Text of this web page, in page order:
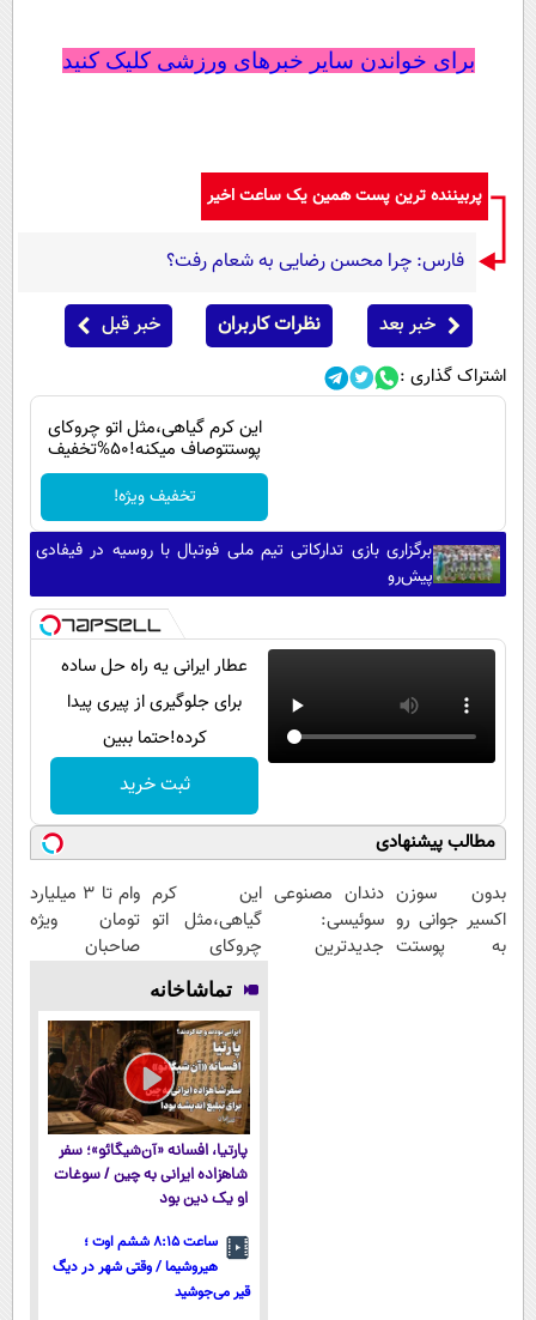
برای خواندن سایر خبرهای ورزشی کلیک کنید
پربیننده ترین پست همین یک ساعت اخیر
فارس: چرا محسن رضایی به شعام رفت؟
خبر بعد نظرات کاربران خبر قبل
اشتراک گذاری :
این کرم گیاهی،مثل اتو چروکای
پوستتوصاف میکنه!50%تخفیف
تخفیف ویژه!
برگزاری بازی تدارکاتی تیم ملی فوتبال با روسیه در فیفادی
پیش‌رو
عطار ایرانی یه راه حل ساده
برای جلوگیری از پیری پیدا
کرده!حتما ببین
ثبت خرید
مطالب پیشنهادی
بدون سوزن
اکسیر جوانی رو
به پوستت
دندان مصنوعی
سوئیسی:
جدیدترین
این کرم
گیاهی،مثل اتو
چروکای
پوستتوصاف
میکنه!50%تخفیف
وام تا ۳ میلیارد
تومان ویژه
صاحبان
حضوری
تماشاخانه
پارتیا، افسانه «آن‌شیگائو»؛ سفر
شاهزاده ایرانی به چین / سوغات
او یک دین بود
ساعت ۸:۱۵ ششم اوت ؛
هیروشیما / وقتی شهر در دیگ
قیر می‌جوشید